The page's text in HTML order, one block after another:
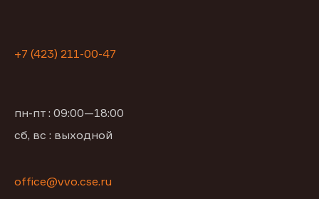
+7 (423) 211-00-47
пн-пт : 09:00—18:00
сб, вс : выходной
office@vvo.cse.ru